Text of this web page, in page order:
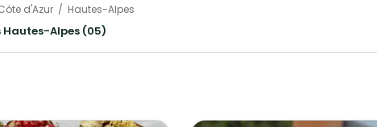
d'Azur Hautes-Alpes
Hautes-Alpes (05)